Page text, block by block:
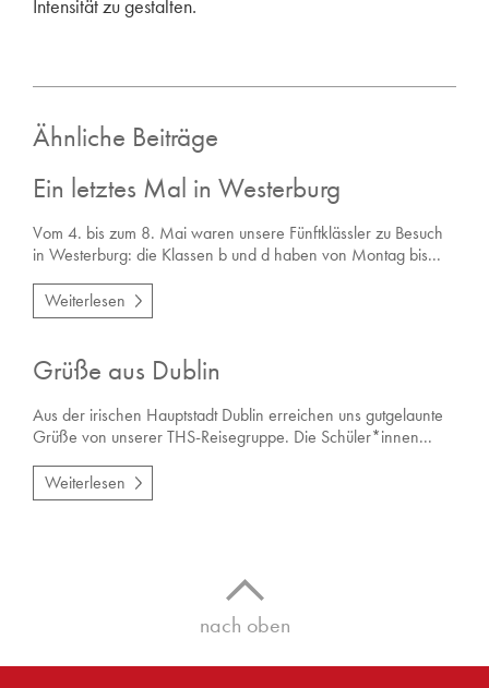
Intensität zu gestalten.
Ähnliche Beiträge
Ein letztes Mal in Westerburg
Vom 4. bis zum 8. Mai waren unsere Fünftklässler zu Besuch
in Westerburg: die Klassen b und d haben von Montag bis...
Weiterlesen
Grüße aus Dublin
Aus der irischen Hauptstadt Dublin erreichen uns gutgelaunte
Grüße von unserer THS-Reisegruppe. Die Schüler*innen...
Weiterlesen
nach oben